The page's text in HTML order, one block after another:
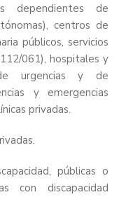
dependientes de
centros de
públicos, servicios
061), hospitales y
urgencias y de
y emergencias
privadas.
públicas o
con discapacidad